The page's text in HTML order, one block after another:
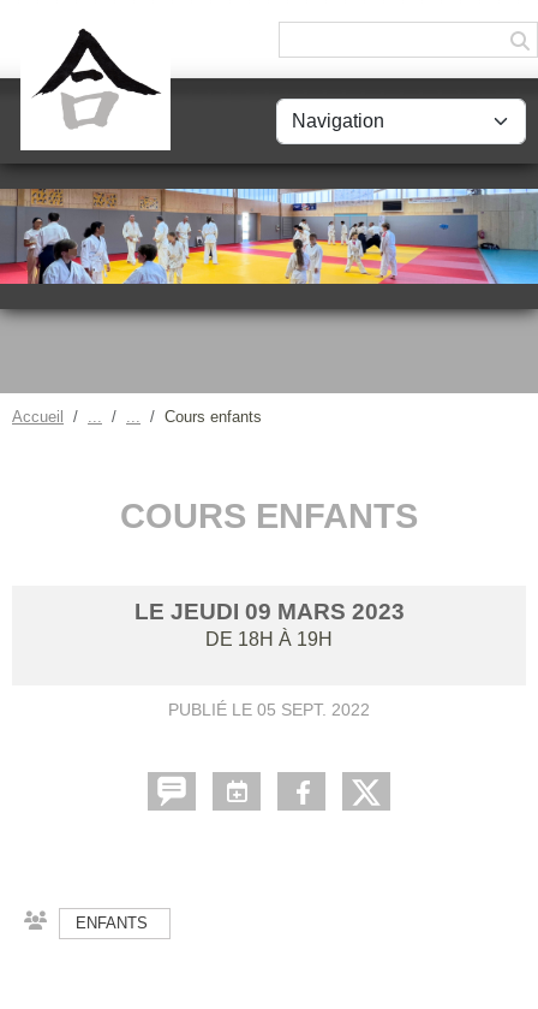
Accueil Cours enfants
COURS ENFANTS
LE JEUDI 09 MARS 2023
DE 18H À 19H
PUBLIÉ LE 05 SEPT. 2022
ENFANTS